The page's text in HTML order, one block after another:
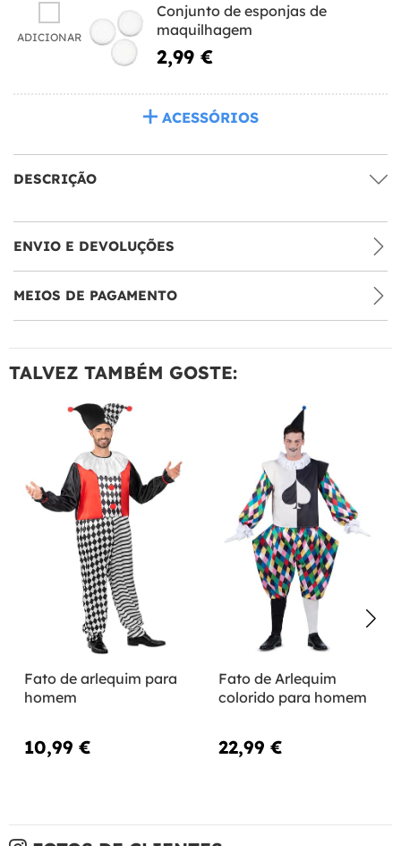
ADICIONAR
Conjunto de esponjas de
maquilhagem
2,99 €
ACESSÓRIOS
DESCRIÇÃO
ENVIO E DEVOLUÇÕES
MEIOS DE PAGAMENTO
TALVEZ TAMBÉM GOSTE:
Fato de arlequim para
homem
10,99 €
Fato de Arlequim
colorido para homem
22,99 €